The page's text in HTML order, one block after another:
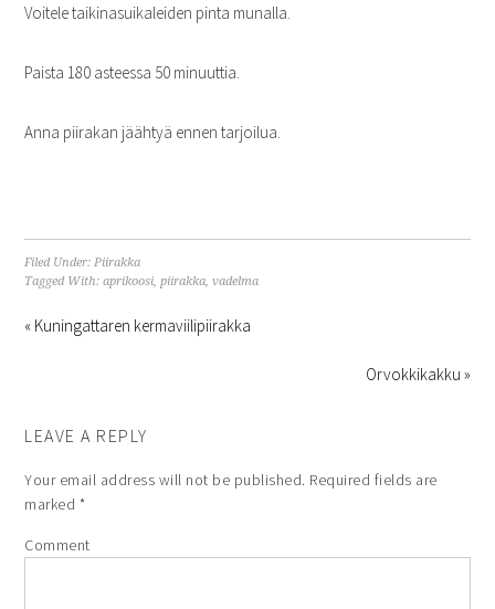
Voitele taikinasuikaleiden pinta munalla.
Paista 180 asteessa 50 minuuttia.
Anna piirakan jäähtyä ennen tarjoilua.
Filed Under:Piirakka
Tagged With:aprikoosi,piirakka,vadelma
« Kuningattaren kermaviilipiirakka
Orvokkikakku »
LEAVE A REPLY
Your email address will not be published. Required fields are
marked *
Comment